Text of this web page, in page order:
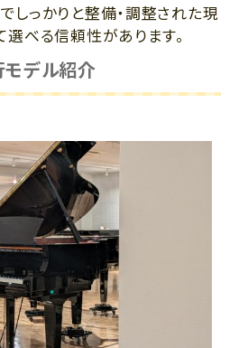
しっかりと整備・調整された現
選べる信頼性があります。
モデル紹介